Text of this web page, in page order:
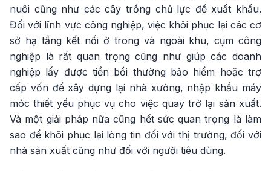
nuôi cũng như các cây trồng chủ lực để xuất khẩu.
Đối với lĩnh vực công nghiệp, việc khôi phục lại các cơ
sở hạ tầng kết nối ở trong và ngoài khu, cụm công
nghiệp là rất quan trọng cũng như giúp các doanh
nghiệp lấy được tiền bồi thường bảo hiểm hoặc trợ
cấp vốn để xây dựng lại nhà xưởng, nhập khẩu máy
móc thiết yếu phục vụ cho việc quay trở lại sản xuất.
Và một giải pháp nữa cũng hết sức quan trọng là làm
sao để khôi phục lại lòng tin đối với thị trường, đối với
nhà sản xuất cũng như đối với người tiêu dùng.